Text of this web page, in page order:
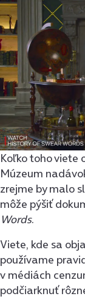
Koľko toho viete
Múzeum
zrejme by malo
môže pýšiť
Words.
Viete, kde sa
používame
v médiách
podčiarknuť